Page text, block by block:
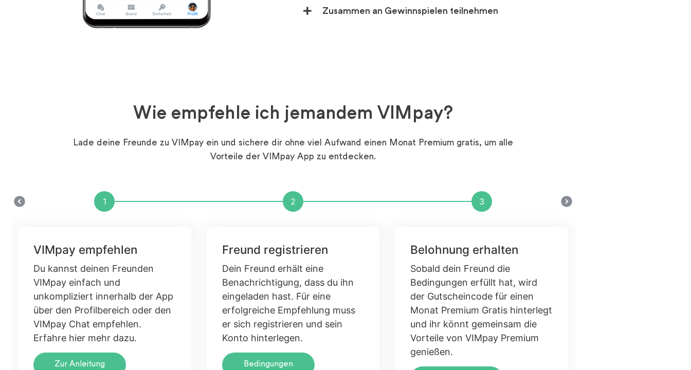
Zusammen an Gewinnspielen teilnehmen
Wie empfehle ich jemandem VIMpay?
Lade deine Freunde zu VIMpay ein und sichere dir ohne viel Aufwand einen Monat Premium gratis, um alle
Vorteile der VIMpay App zu entdecken.
1 2 3
VIMpay empfehlen
Du kannst deinen Freunden
VIMpay einfach und
unkompliziert innerhalb der App
über den Profilbereich oder den
VIMpay Chat empfehlen.
Erfahre hier mehr dazu.
Zur Anleitung
Freund registrieren
Dein Freund erhält eine
Benachrichtigung, dass du ihn
eingeladen hast. Für eine
erfolgreiche Empfehlung muss
er sich registrieren und sein
Konto hinterlegen.
Bedingungen
Belohnung erhalten
Sobald dein Freund die
Bedingungen erfüllt hat, wird
der Gutscheincode für einen
Monat Premium Gratis hinterlegt
und ihr könnt gemeinsam die
Vorteile von VIMpay Premium
genießen.